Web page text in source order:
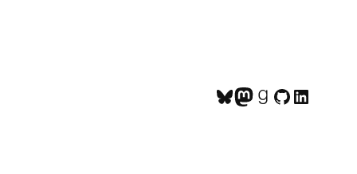
Bluesky
Mastodon
Goodreads
GitHub